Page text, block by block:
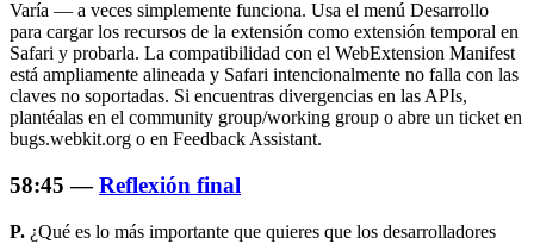
Varía — a veces simplemente funciona. Usa el menú Desarrollo
para cargar los recursos de la extensión como extensión temporal en
Safari y probarla. La compatibilidad con el WebExtension Manifest
está ampliamente alineada y Safari intencionalmente no falla con las
claves no soportadas. Si encuentras divergencias en las APIs,
plantéalas en el community group/working group o abre un ticket en
bugs.webkit.org o en Feedback Assistant.
58:45 —Reflexión final
P. ¿Qué es lo más importante que quieres que los desarrolladores